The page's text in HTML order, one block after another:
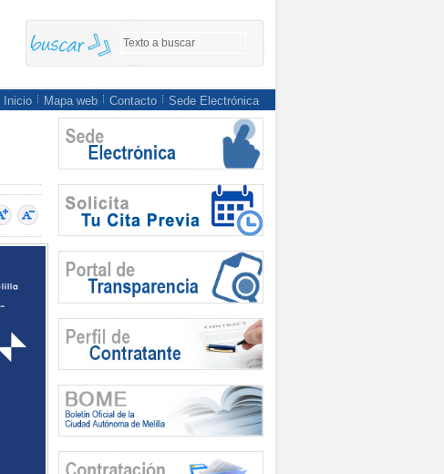
Inicio Mapa web Contacto Sede Electrónica